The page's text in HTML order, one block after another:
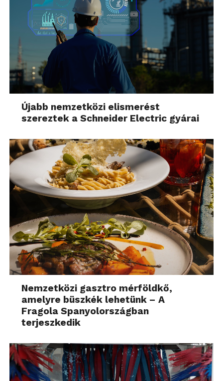
Újabb nemzetközi elismerést
szereztek a Schneider Electric gyárai
Nemzetközi gasztro mérföldkő,
amelyre büszkék lehetünk – A
Fragola Spanyolországban
terjeszkedik